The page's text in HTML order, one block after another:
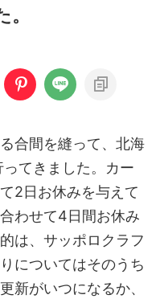
合間を縫って、北海
てきました。カー
2日お休みを与えて
わせて4日間お休み
は、サッポロクラフ
についてはそのうち
新がいつになるか、